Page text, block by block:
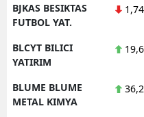
BJKAS BESIKTAS
FUTBOL YAT.
1,74
BLCYT BILICI
YATIRIM
BLUME BLUME
METAL KIMYA